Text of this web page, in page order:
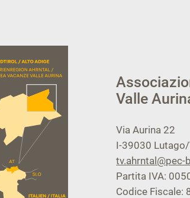
Valle
Via Aurina 22
I-39030
tv.ahrntal@pec-
Partita IVA:
Codice Fiscale: